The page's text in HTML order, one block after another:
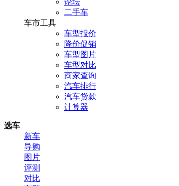
论坛
二手车
车市工具
车型报价
降价促销
车型图片
车型对比
商家查询
汽车排行
汽车贷款
计算器
选车
新车
导购
图片
评测
对比